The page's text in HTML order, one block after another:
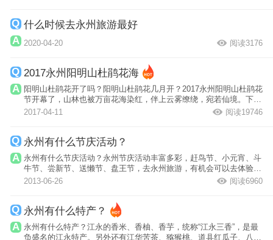
什么时候去永州旅游最好
2020-04-20 阅读3176
2017永州阳明山杜鹃花海
阳明山杜鹃花开了吗？阳明山杜鹃花几月开？2017永州阳明山杜鹃花
节开幕了，山林也被万亩花海染红，伴上云雾缭绕，宛若仙境。下面
一一介绍20...
2017-04-11 阅读19746
永州有什么节庆活动？
永州有什么节庆活动？永州节庆活动丰富多彩，赶鸟节、小元宵、斗
牛节、尝新节、送懒节、盘王节，去永州旅游，有机会可以去体验一
下当地的传...
2013-06-26 阅读6960
永州有什么特产？
永州有什么特产？江永的香米、香柚、香芋，统称“江永三香”，是最
负盛名的江永特产。另外还有江华苦茶、猕猴桃、道县红瓜子、八宝